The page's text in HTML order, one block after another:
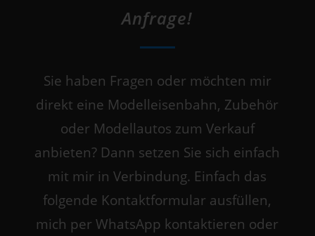
Anfrage!
Sie haben Fragen oder möchten mir
direkt eine Modelleisenbahn, Zubehör
oder Modellautos zum Verkauf
anbieten? Dann setzen Sie sich einfach
mit mir in Verbindung. Einfach das
folgende Kontaktformular ausfüllen,
mich per WhatsApp kontaktieren oder